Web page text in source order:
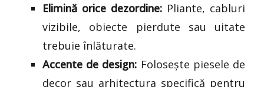
Elimină orice dezordine: Pliante, cabluri
vizibile, obiecte pierdute sau uitate
trebuie înlăturate.
Accente de design: Folosește piesele de
decor sau arhitectura specifică pentru